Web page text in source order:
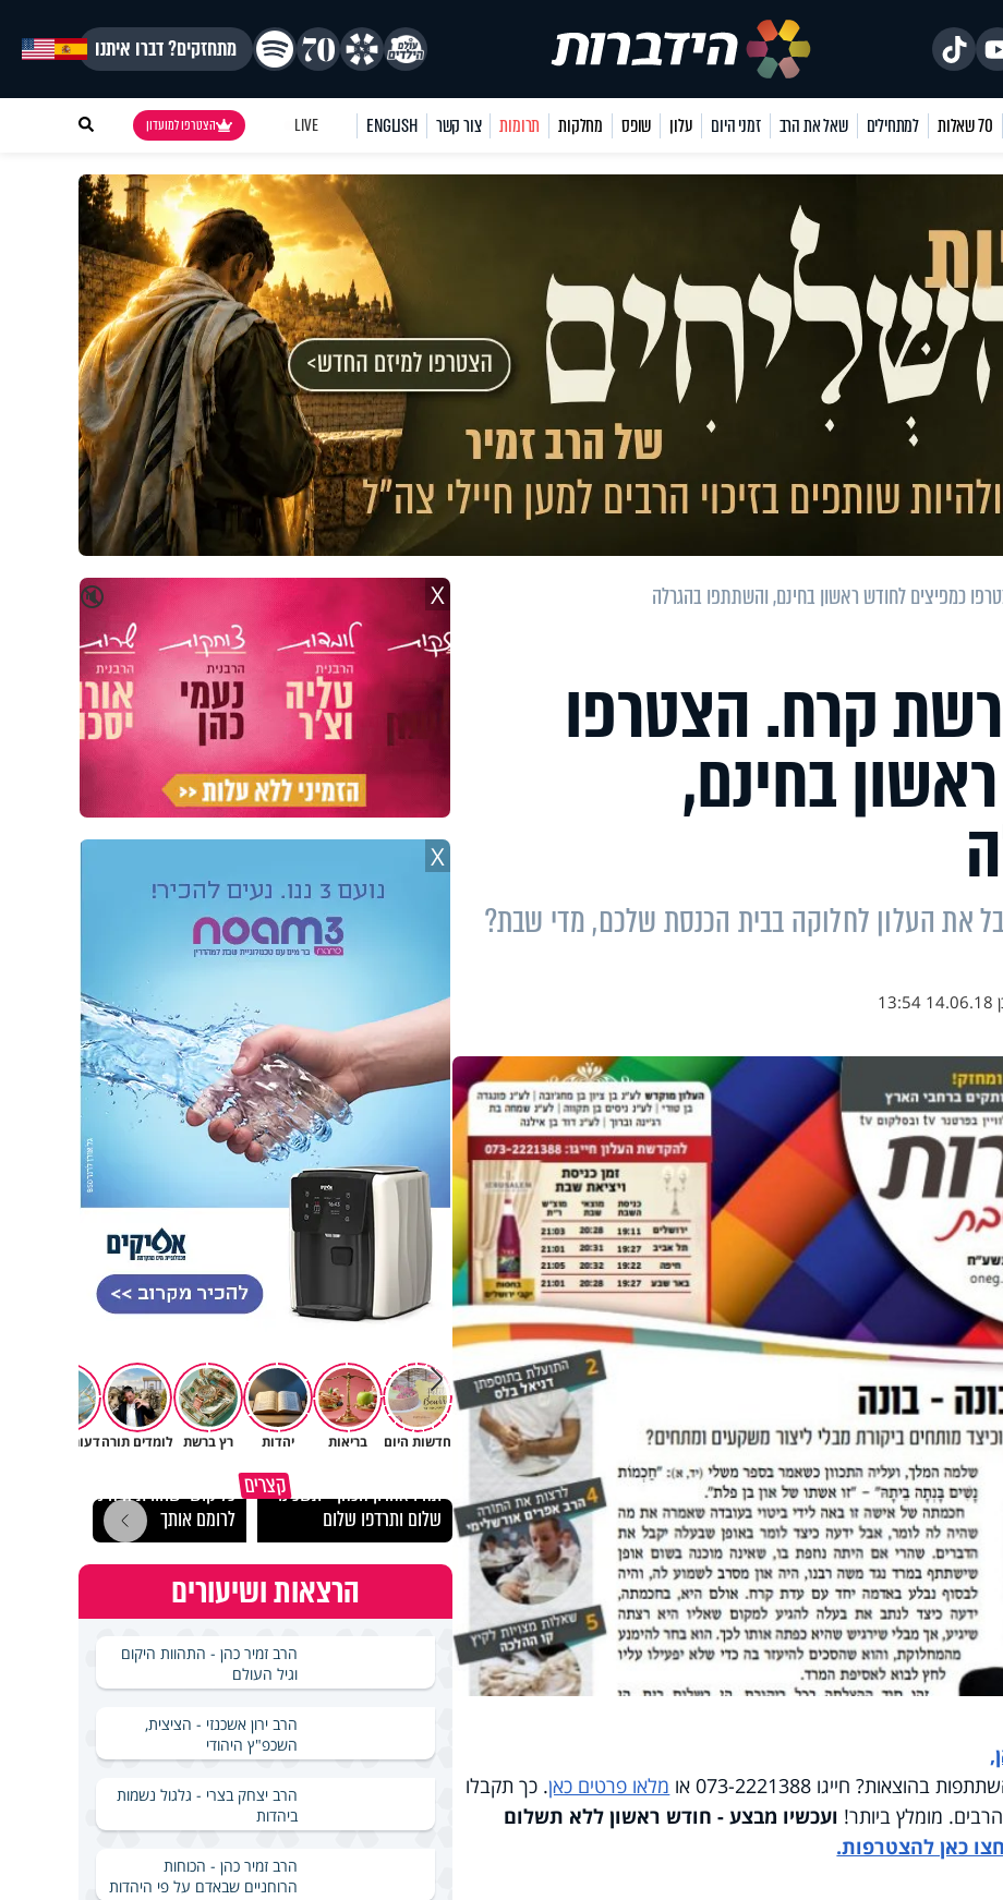
מתחזקים? דברו איתנו
70 שאלות למתחילים שאל את הרב זמני היום עלון שופס מחלקות תרומות צור קשר ENGLISH
LIVE הצטרפו למועדון
כמפיצים לחודש ראשון בחינם, והשתתפו בהגרלה
קרח. הצטרפו
בחינם,
את העלון לחלוקה בבית הכנסת שלכם, מדי שבת?
14.06.18 13:54
חייגו 073-2221388 או
מלאו פרטים כאן. כך תקבלו
ועכשיו מבצע - חודש ראשון ללא תשלום
כאן להצטרפות.
🔇 X
X
חדשות היום בריאות יהדות רץ ברשת לומדים תורהדעות וטורים
קצריםתהיו אהרון הכהן - תשכינו
שלום ותרדפו שלום
כל קושי שחווית היה ניסיון
לרומם אותך
הרצאות ושיעורים
הרב זמיר כהן - התהוות היקום
וגיל העולם
הרב ירון אשכנזי - הציצית,
השכפ"ץ היהודי
הרב יצחק בצרי - גלגול נשמות
ביהדות
הרב זמיר כהן - הכוחות
הרוחניים שבאדם על פי היהדות